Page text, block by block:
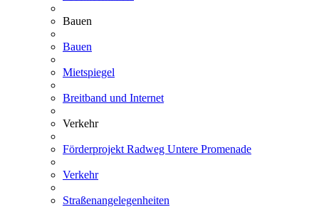
Bauen
Bauen
Mietspiegel
Breitband und Internet
Verkehr
Förderprojekt Radweg Untere Promenade
Verkehr
Straßenangelegenheiten